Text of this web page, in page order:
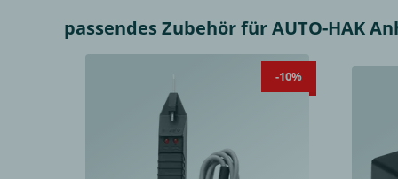
passendes Zubehör für AUTO-HAK
-10%